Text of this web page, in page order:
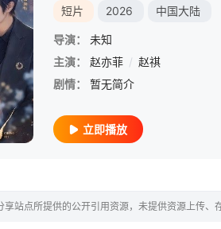
短片 2026 中国大陆
导演：
未知
主演：
赵亦菲 / 赵祺
剧情：
暂无简介
立即播放
享站点所提供的公开引用资源，未提供资源上传、